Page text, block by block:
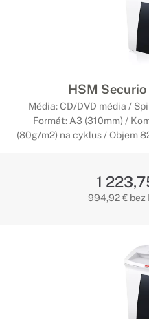
HSM
Média: CD/DVD média /
Formát: A3 (310mm) /
(80g/m2) na cyklus / Objem
1
994,92 € bez